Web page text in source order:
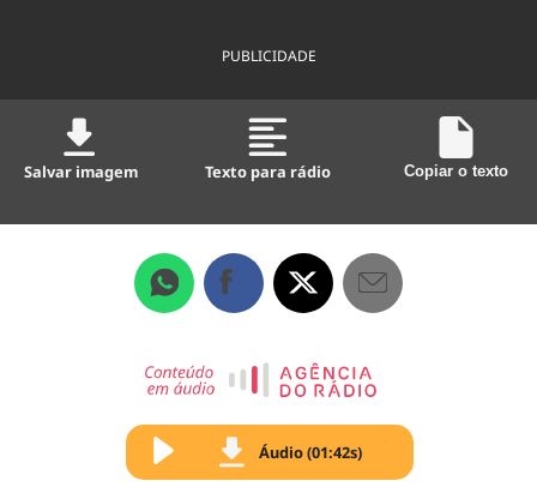
PUBLICIDADE
Salvar imagem Texto para rádio Copiar o texto
Áudio (01:42s)